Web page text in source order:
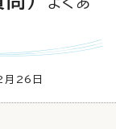
26日